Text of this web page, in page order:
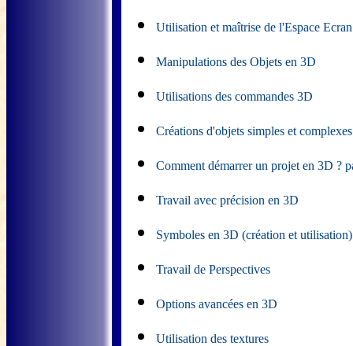
Utilisation et maîtrise de l'Espace
Manipulations des Objets en 3D
Utilisations des commandes 3D
Créations d'objets simples et
Comment démarrer un projet en 3D ?
Travail avec précision en 3D
Symboles en 3D (création et utilisation)
Travail de Perspectives
Options avancées en 3D
Utilisation des textures